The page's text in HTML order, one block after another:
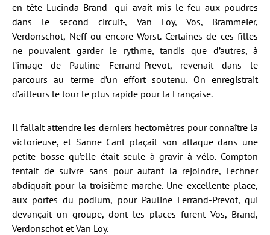
en tête Lucinda Brand -qui avait mis le feu aux poudres
dans le second circuit-, Van Loy, Vos, Brammeier,
Verdonschot, Neff ou encore Worst. Certaines de ces filles
ne pouvaient garder le rythme, tandis que d’autres, à
l’image de Pauline Ferrand-Prevot, revenait dans le
parcours au terme d’un effort soutenu. On enregistrait
d’ailleurs le tour le plus rapide pour la Française.
Il fallait attendre les derniers hectomètres pour connaître la
victorieuse, et Sanne Cant plaçait son attaque dans une
petite bosse qu’elle était seule à gravir à vélo. Compton
tentait de suivre sans pour autant la rejoindre, Lechner
abdiquait pour la troisième marche. Une excellente place,
aux portes du podium, pour Pauline Ferrand-Prevot, qui
devançait un groupe, dont les places furent Vos, Brand,
Verdonschot et Van Loy.